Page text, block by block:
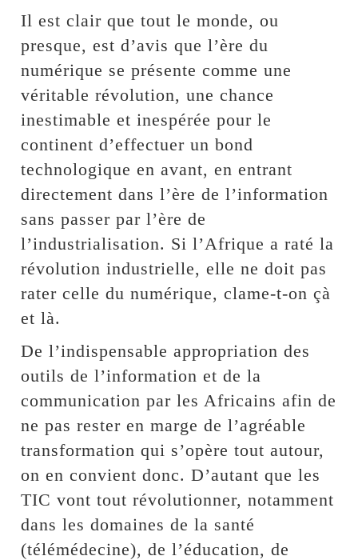
Il est clair que tout le monde, ou
presque, est d’avis que l’ère du
numérique se présente comme une
véritable révolution, une chance
inestimable et inespérée pour le
continent d’effectuer un bond
technologique en avant, en entrant
directement dans l’ère de l’information
sans passer par l’ère de
l’industrialisation. Si l’Afrique a raté la
révolution industrielle, elle ne doit pas
rater celle du numérique, clame-t-on çà
et là.
De l’indispensable appropriation des
outils de l’information et de la
communication par les Africains afin de
ne pas rester en marge de l’agréable
transformation qui s’opère tout autour,
on en convient donc. D’autant que les
TIC vont tout révolutionner, notamment
dans les domaines de la santé
(télémédecine), de l’éducation, de